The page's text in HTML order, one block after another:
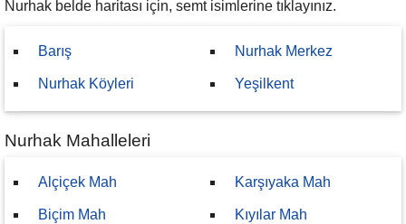
Nurhak belde haritası için, semt isimlerine tıklayınız.
Barış
Nurhak Köyleri
Nurhak Merkez
Yeşilkent
Nurhak Mahalleleri
Alçiçek Mah
Biçim Mah
Karşıyaka Mah
Kıyılar Mah